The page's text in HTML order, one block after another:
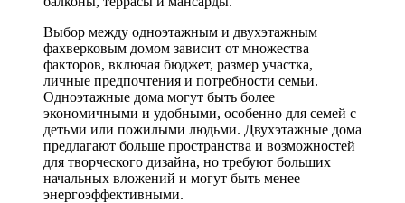
Выбор между одноэтажным и двухэтажным
фахверковым домом зависит от множества
факторов, включая бюджет, размер участка,
личные предпочтения и потребности семьи.
Одноэтажные дома могут быть более
экономичными и удобными, особенно для семей с
детьми или пожилыми людьми. Двухэтажные дома
предлагают больше пространства и возможностей
для творческого дизайна, но требуют больших
начальных вложений и могут быть менее
энергоэффективными.